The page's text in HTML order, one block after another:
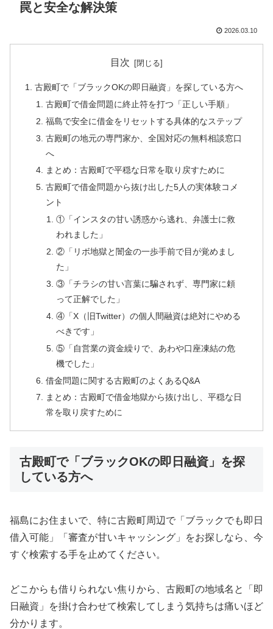
罠と安全な解決策
2026.03.10
目次
古殿町で「ブラックOKの即日融資」を探している方へ
古殿町で借金問題に終止符を打つ「正しい手順」
福島で安全に借金をリセットする具体的なステップ
古殿町の地元の専門家か、全国対応の無料相談窓口
へ
まとめ：古殿町で平穏な日常を取り戻すために
古殿町で借金問題から抜け出した5人の実体験コメ
ント
①「インスタの甘い誘惑から逃れ、弁護士に救
われました」
②「リボ地獄と闇金の一歩手前で目が覚めまし
た」
③「チラシの甘い言葉に騙されず、専門家に頼
って正解でした」
④「X（旧Twitter）の個人間融資は絶対にやめる
べきです」
⑤「自営業の資金繰りで、あわや口座凍結の危
機でした」
借金問題に関する古殿町のよくあるQ&A
まとめ：古殿町で借金地獄から抜け出し、平穏な日
常を取り戻すために
古殿町で「ブラックOKの即日融資」を探
している方へ
福島にお住まいで、特に古殿町周辺で「ブラックでも即日
借入可能」「審査が甘いキャッシング」をお探しなら、今
すぐ検索する手を止めてください。
どこからも借りられない焦りから、古殿町の地域名と「即
日融資」を掛け合わせて検索してしまう気持ちは痛いほど
分かります。